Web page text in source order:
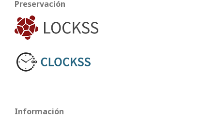
Preservación
Información